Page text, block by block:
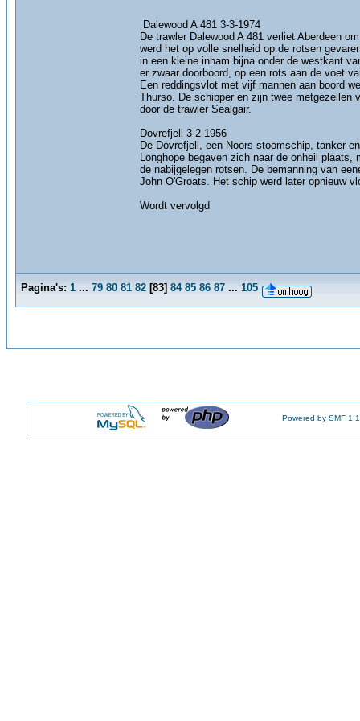
Dalewood A 481 3-3-1974
De trawler Dalewood A 481 verliet Aberdeen
werd het op volle snelheid op de rotsen
in een kleine inham bijna onder de westkant
er zwaar doorboord, op een rots aan de voet
Een reddingsvlot met vijf mannen aan boord
Thurso. De schipper en zijn twee metgezellen
door de trawler Sealgair.
Dovrefjell 3-2-1956
De Dovrefjell, een Noors stoomschip, tanker
Longhope begaven zich naar de onheil
de nabijgelegen rotsen. De bemanning van
John O'Groats. Het schip werd later opnieuw
Wordt vervolgd
Pagina's: 1 ... 79 80 81 82 [83] 84 85 86 87 ... 105
Powered by SMF